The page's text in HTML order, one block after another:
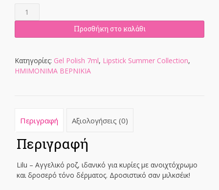
Gel
7ml
Προσθήκη στο καλάθι
Κατηγορίες: Gel Polish 7ml, Lipstick Summer Collection,
ΗΜΙΜΟΝΙΜΑ ΒΕΡΝΙΚΙΑ
Περιγραφή Αξιολογήσεις (0)
Περιγραφή
Lilu – Αγγελικό ροζ, ιδανικό για κυρίες με ανοιχτόχρωμο
και δροσερό τόνο δέρματος. Δροσιστικό σαν μιλκσέικ!